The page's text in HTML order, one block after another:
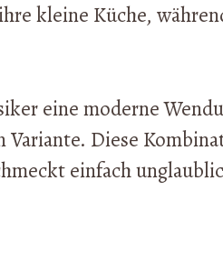
kleine Küche,
eine moderne
Diese
einfach